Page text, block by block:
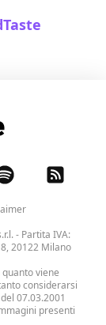
- Partita IVA:
20122 Milano
viene
considerarsi
07.03.2001
presenti